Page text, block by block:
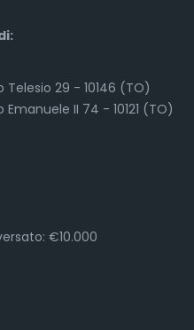
Telesio 29 - 10146 (TO)
II 74 - 10121 (TO)
€10.000